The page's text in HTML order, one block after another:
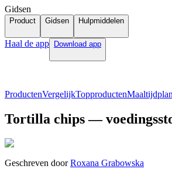
Gidsen
Product Gidsen Hulpmiddelen
Haal de app Download app
ProductenVergelijkTopproducten
Tortilla chips —
Geschreven door Roxana Grabowska